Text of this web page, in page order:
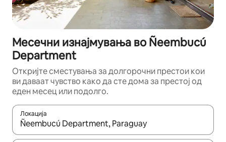
Месечни изнајмувања во Ñeembucú
Department
Откријте сместувања за долгорочни престои кои
ви даваат чувство како да сте дома за престој од
еден месец или подолго.
Локација
Кога резултатите се достапни, движете се со копчињата